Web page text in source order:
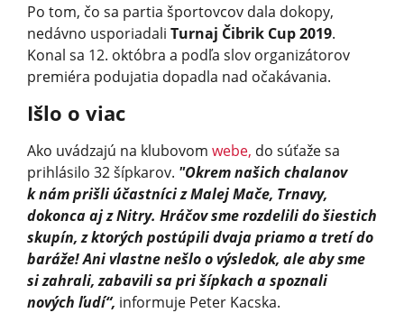
Po tom, čo sa partia športovcov dala dokopy,
nedávno usporiadali Turnaj Čibrik Cup 2019.
Konal sa 12. októbra a podľa slov organizátorov
premiéra podujatia dopadla nad očakávania.
Išlo o viac
Ako uvádzajú na klubovom webe, do súťaže sa
prihlásilo 32 šípkarov. "Okrem našich chalanov
k nám prišli účastníci z Malej Mače, Trnavy,
dokonca aj z Nitry. Hráčov sme rozdelili do šiestich
skupín, z ktorých postúpili dvaja priamo a tretí do
baráže! Ani vlastne nešlo o výsledok, ale aby sme
si zahrali, zabavili sa pri šípkach a spoznali
nových ľudí“, informuje Peter Kacska.